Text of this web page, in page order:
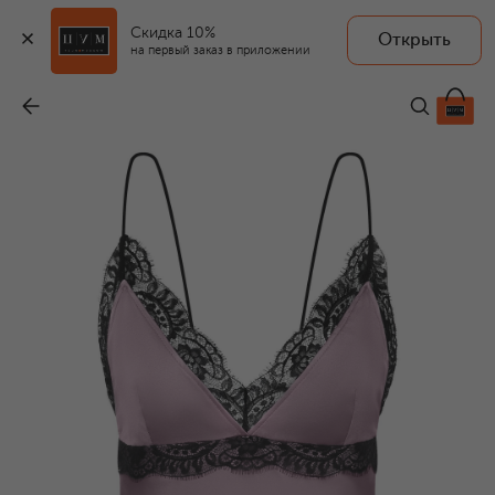
Скидка 10%
на первый заказ в приложении
Открыть